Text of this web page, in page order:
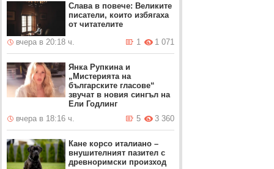
Слава в повече: Великите
писатели, които избягаха
от читателите
вчера в 20:18 ч.
1 071
1
Янка Рупкина и
„Мистерията на
българските гласове“
звучат в новия сингъл на
Ели Годлинг
вчера в 18:16 ч.
3 360
5
Кане корсо италиано –
внушителният пазител с
древноримски произход